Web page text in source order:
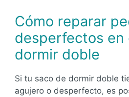
Cómo reparar
desperfectos en
dormir doble
Si tu saco de dormir doble
agujero o desperfecto, es